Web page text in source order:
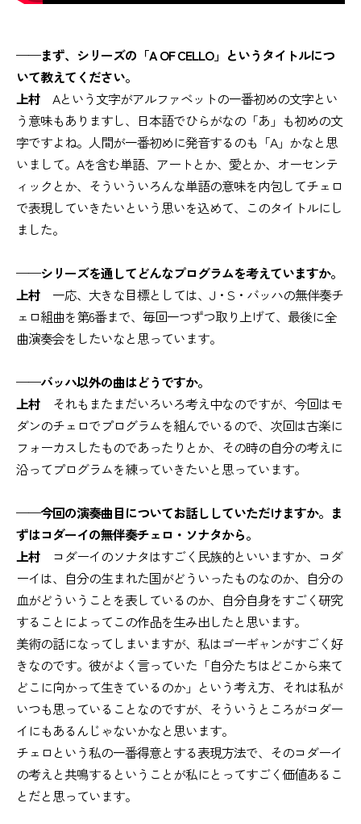
——まず、シリーズの「A OF CELLO」というタイトルにつ
いて教えてください。
上村 Aという文字がアルファベットの一番初めの文字とい
う意味もありますし、日本語でひらがなの「あ」も初めの文
字ですよね。人間が一番初めに発音するのも「A」かなと思
いまして。Aを含む単語、アートとか、愛とか、オーセンテ
ィックとか、そういういろんな単語の意味を内包してチェロ
で表現していきたいという思いを込めて、このタイトルにし
ました。
——シリーズを通してどんなプログラムを考えていますか。
上村 一応、大きな目標としては、J・S・バッハの無伴奏チ
ェロ組曲を第6番まで、毎回一つずつ取り上げて、最後に全
曲演奏会をしたいなと思っています。
——バッハ以外の曲はどうですか。
上村 それもまたまだいろいろ考え中なのですが、今回はモ
ダンのチェロでプログラムを組んでいるので、次回は古楽に
フォーカスしたものであったりとか、その時の自分の考えに
沿ってプログラムを練っていきたいと思っています。
——今回の演奏曲目についてお話ししていただけますか。ま
ずはコダーイの無伴奏チェロ・ソナタから。
上村 コダーイのソナタはすごく民族的といいますか、コダ
ーイは、自分の生まれた国がどういったものなのか、自分の
血がどういうことを表しているのか、自分自身をすごく研究
することによってこの作品を生み出したと思います。
美術の話になってしまいますが、私はゴーギャンがすごく好
きなのです。彼がよく言っていた「自分たちはどこから来て
どこに向かって生きているのか」という考え方、それは私が
いつも思っていることなのですが、そういうところがコダー
イにもあるんじゃないかなと思います。
チェロという私の一番得意とする表現方法で、そのコダーイ
の考えと共鳴するということが私にとってすごく価値あるこ
とだと思っています。